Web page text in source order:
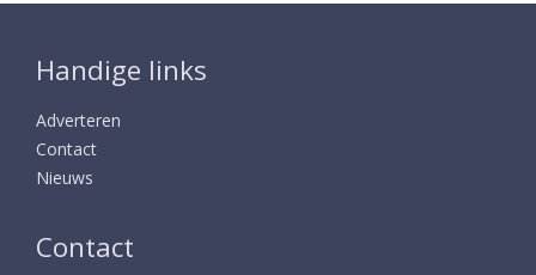
Handige links
Adverteren
Contact
Nieuws
Contact